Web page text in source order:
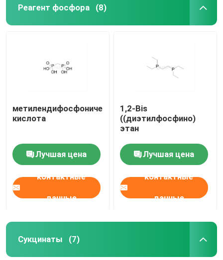
Реагент фосфора (8)
метилендифосфоническая
кислота
Лучшая цена
контактные
данные
1,2-Bis
((диэтилфосфино)
этан
Лучшая цена
контактные
данные
Сукцинаты (7)